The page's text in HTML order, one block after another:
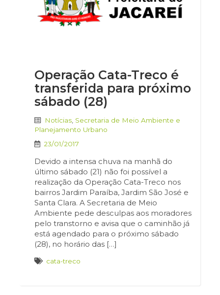
Operação Cata-Treco é
transferida para próximo
sábado (28)
Notícias Secretaria de Meio Ambiente e
Planejamento Urbano
23/01/2017
Devido a intensa chuva na manhã do
último sábado (21) não foi possível a
realização da Operação Cata-Treco nos
bairros Jardim Paraíba, Jardim São José e
Santa Clara. A Secretaria de Meio
Ambiente pede desculpas aos moradores
pelo transtorno e avisa que o caminhão já
está agendado para o próximo sábado
(28), no horário das […]
cata-treco